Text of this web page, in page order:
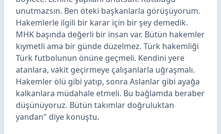
unutmazsın. Ben öteki başkanlarla görüşüyorum.
Hakemlerle ilgili bir karar için bir şey demedik.
MHK başında değerli bir insan var. Bütün hakemler
kıymetli ama bir günde düzelmez. Türk hakemliği
Türk futbolunun önüne geçmeli. Kendini yere
atanlara, vakit geçirmeye çalışanlarla uğraşmalı.
Hakemler ölü gibi yatıp, sonra Aslanlar gibi ayağa
kalkanlara müdahale etmeli. Bu bağlamda beraber
düşünüyoruz. Bütün takımlar doğruluktan
yandan" diye konuştu.